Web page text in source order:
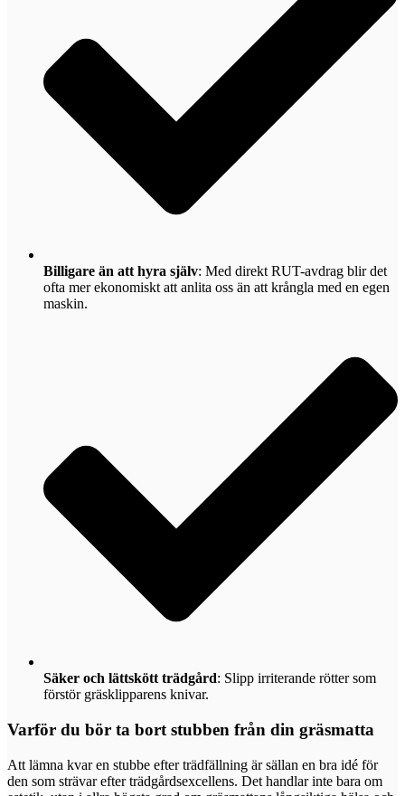
Billigare än att hyra själv: Med direkt RUT-avdrag blir det
ofta mer ekonomiskt att anlita oss än att krångla med en egen
maskin.
Säker och lättskött trädgård: Slipp irriterande rötter som
förstör gräsklipparens knivar.
Varför du bör ta bort stubben från din gräsmatta
Att lämna kvar en stubbe efter trädfällning är sällan en bra idé för
den som strävar efter trädgårdsexcellens. Det handlar inte bara om